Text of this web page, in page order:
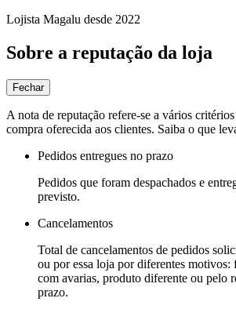
Lojista Magalu desde 2022
Sobre a reputação da loja
Fechar
A nota de reputação refere-se a vários
compra oferecida aos clientes. Saiba o que
Pedidos entregues no prazo
Pedidos que foram despachados e
previsto.
Cancelamentos
Total de cancelamentos de pedidos
ou por essa loja por diferentes motivos:
com avarias, produto diferente ou pelo
prazo.